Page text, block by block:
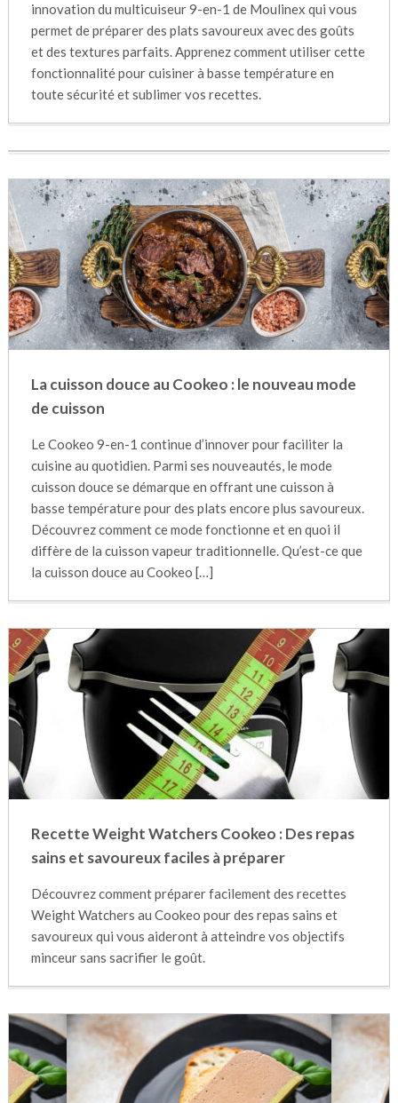
innovation du multicuiseur 9-en-1 de Moulinex qui vous
permet de préparer des plats savoureux avec des goûts
et des textures parfaits. Apprenez comment utiliser cette
fonctionnalité pour cuisiner à basse température en
toute sécurité et sublimer vos recettes.
La cuisson douce au Cookeo : le nouveau mode
de cuisson
Le Cookeo 9-en-1 continue d’innover pour faciliter la
cuisine au quotidien. Parmi ses nouveautés, le mode
cuisson douce se démarque en offrant une cuisson à
basse température pour des plats encore plus savoureux.
Découvrez comment ce mode fonctionne et en quoi il
diffère de la cuisson vapeur traditionnelle. Qu’est-ce que
la cuisson douce au Cookeo […]
Recette Weight Watchers Cookeo : Des repas
sains et savoureux faciles à préparer
Découvrez comment préparer facilement des recettes
Weight Watchers au Cookeo pour des repas sains et
savoureux qui vous aideront à atteindre vos objectifs
minceur sans sacrifier le goût.